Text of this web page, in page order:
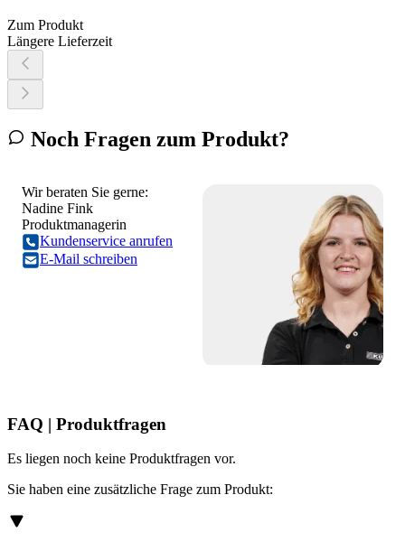
Zum Produkt
Längere Lieferzeit
Noch Fragen zum Produkt?
Wir beraten Sie gerne:
Nadine Fink
Produktmanagerin
Kundenservice anrufen
E-Mail schreiben
FAQ | Produktfragen
Es liegen noch keine Produktfragen vor.
Sie haben eine zusätzliche Frage zum Produkt: